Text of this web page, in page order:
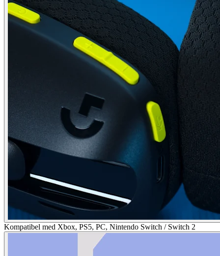
Kompatibel med Xbox, PS5, PC, Nintendo Switch / Switch 2